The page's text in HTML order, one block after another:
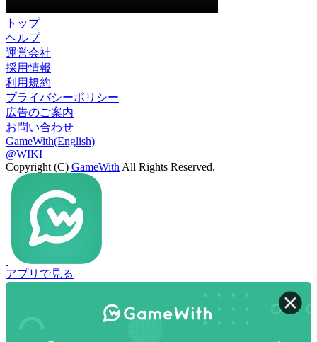
トップ
ヘルプ
運営会社
採用情報
利用規約
プライバシーポリシー
広告のご案内
お問い合わせ
GameWith(English)
@WIKI
Copyright (C) GameWith All Rights Reserved.
アプリで見る